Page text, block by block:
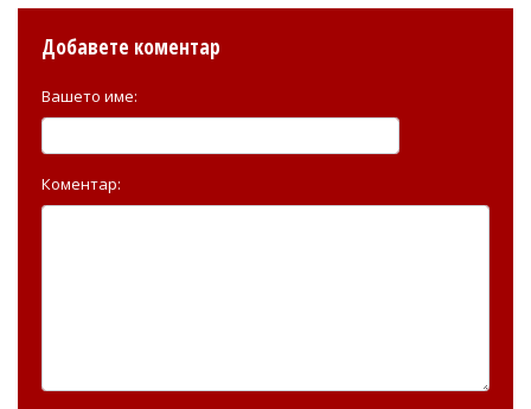
Добавете коментар
Вашето име:
Коментар: